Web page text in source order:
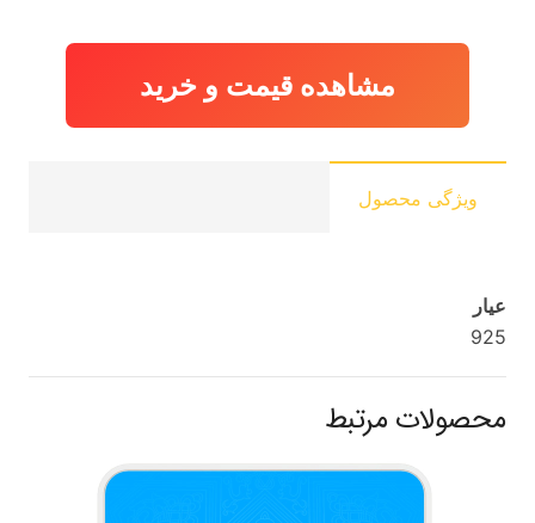
مشاهده قیمت و خرید
ویژگی محصول
عیار
925
محصولات مرتبط